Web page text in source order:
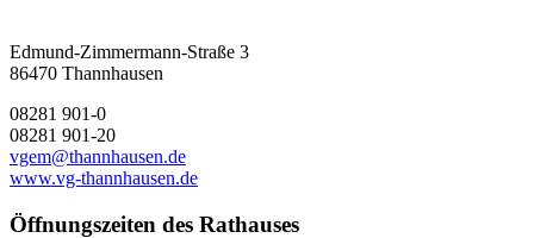
Edmund-Zimmermann-Straße 3
86470 Thannhausen
08281 901-0
08281 901-20
vgem@thannhausen.de
www.vg-thannhausen.de
Öffnungszeiten des Rathauses